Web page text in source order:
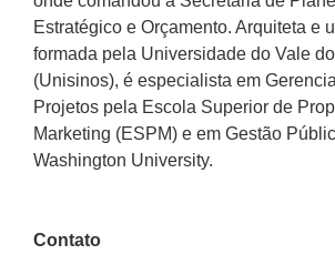
Estratégico e Orçamento. Arquiteta e
formada pela Universidade do Vale
(Unisinos), é especialista em
Projetos pela Escola Superior de
Marketing (ESPM) e em Gestão
Washington University.
Contato